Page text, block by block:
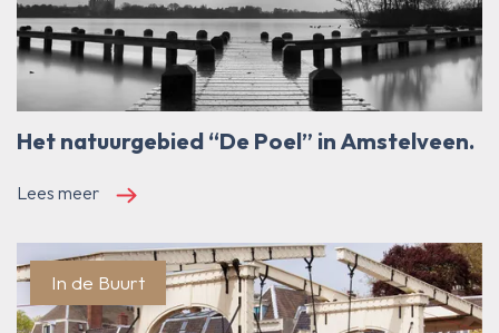
Het natuurgebied “De Poel” in Amstelveen.
Lees meer
In de Buurt